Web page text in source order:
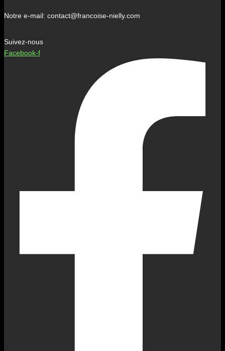
Notre e-mail: contact@francoise-nielly.com
Suivez-nous
Facebook-f